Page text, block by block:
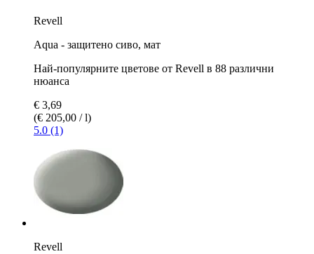
Revell
Aqua - защитено сиво, мат
Най-популярните цветове от Revell в 88 различни
нюанса
€ 3,69
(€ 205,00 / l)
5.0 (1)
Revell